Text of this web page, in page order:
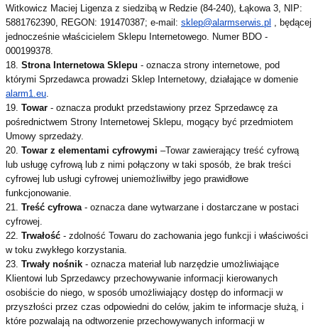
Witkowicz Maciej Ligenza z siedzibą w Redzie (84-240), Łąkowa 3, NIP:
5881762390, REGON: 191470387; e-mail: sklep@alarmserwis.pl
, będącej
jednocześnie właścicielem Sklepu Internetowego. Numer BDO -
000199378.
18. Strona Internetowa Sklepu - oznacza strony internetowe, pod
którymi Sprzedawca prowadzi Sklep Internetowy, działające w domenie
alarm1.eu
19. Towar - oznacza produkt przedstawiony przez Sprzedawcę za
pośrednictwem Strony Internetowej Sklepu, mogący być przedmiotem
Umowy sprzedaży.
20. Towar z elementami cyfrowymi –Towar zawierający treść cyfrową
lub usługę cyfrową lub z nimi połączony w taki sposób, że brak treści
cyfrowej lub usługi cyfrowej uniemożliwiłby jego prawidłowe
funkcjonowanie.
21. Treść cyfrowa - oznacza dane wytwarzane i dostarczane w postaci
cyfrowej.
22. Trwałość - zdolność Towaru do zachowania jego funkcji i właściwości
w toku zwykłego korzystania.
23. Trwały nośnik - oznacza materiał lub narzędzie umożliwiające
Klientowi lub Sprzedawcy przechowywanie informacji kierowanych
osobiście do niego, w sposób umożliwiający dostęp do informacji w
przyszłości przez czas odpowiedni do celów, jakim te informacje służą, i
które pozwalają na odtworzenie przechowywanych informacji w